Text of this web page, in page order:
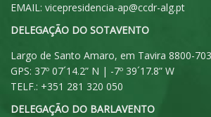
EMAIL: vicepresidencia-ap@ccdr-alg.pt
DELEGAÇÃO DO SOTAVENTO
Largo de Santo Amaro, em Tavira 8800-
GPS: 37º 07´14.2” N | -7º 39´17.8” W
TELF.: +351 281 320 050
DELEGAÇÃO DO BARLAVENTO